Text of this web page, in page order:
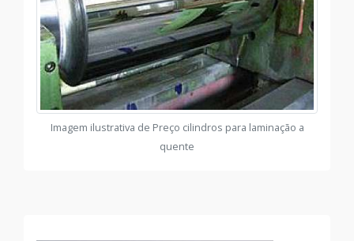
Imagem ilustrativa de Preço cilindros para laminação a
quente